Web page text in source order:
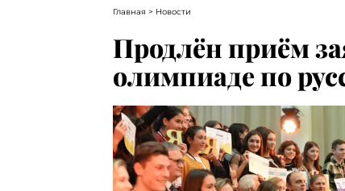
Главная > Новости
Продлён приём
олимпиаде по